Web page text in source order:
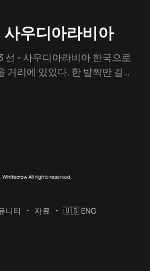
우디아라비아
선 - 사우디아라비아 한국으로
우디에서와는 전혀 다른 이유
All rights reserved.
니티 자료 🇺🇸 ENG